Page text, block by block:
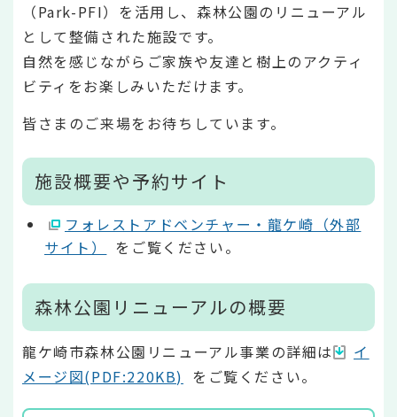
（Park-PFI）を活用し、森林公園のリニューアル
として整備された施設です。
自然を感じながらご家族や友達と樹上のアクティ
ビティをお楽しみいただけます。
皆さまのご来場をお待ちしています。
施設概要や予約サイト
フォレストアドベンチャー・龍ケ崎（外部
サイト）
をご覧ください。
森林公園リニューアルの概要
龍ケ崎市森林公園リニューアル事業の詳細は
イ
メージ図(PDF:220KB) をご覧ください。